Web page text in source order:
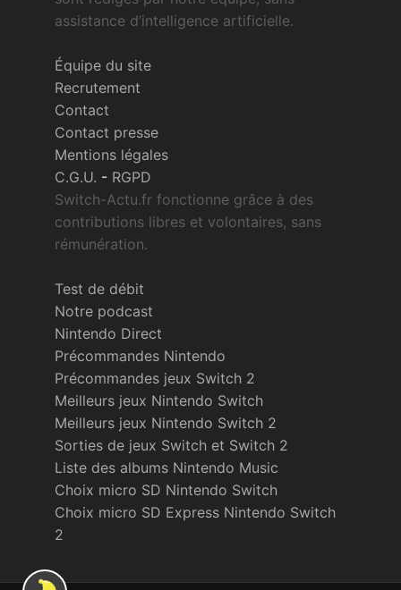
assistance d’intelligence artificielle.
Équipe du site
Recrutement
Contact
Contact presse
Mentions légales
C.G.U. - RGPD
Switch-Actu.fr fonctionne grâce à des
contributions libres et volontaires, sans
rémunération.
Test de débit
Notre podcast
Nintendo Direct
Précommandes Nintendo
Précommandes jeux Switch 2
Meilleurs jeux Nintendo Switch
Meilleurs jeux Nintendo Switch 2
Sorties de jeux Switch et Switch 2
Liste des albums Nintendo Music
Choix micro SD Nintendo Switch
Choix micro SD Express Nintendo Switch
2